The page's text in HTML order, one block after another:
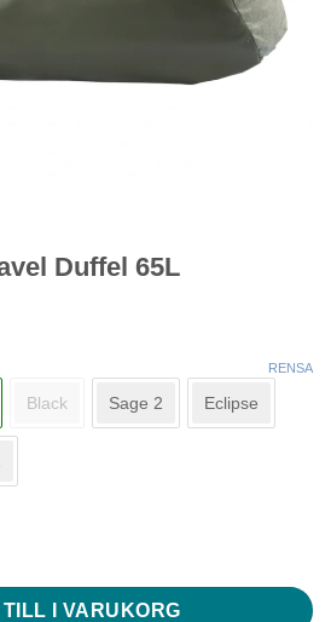
Duffel 65L
Black Sage 2 Eclipse
RENSA
65L mängd
TILL I VARUKORG